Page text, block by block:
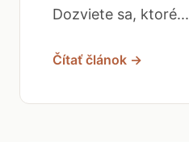
Dozviete sa, ktoré...
Čítať článok →